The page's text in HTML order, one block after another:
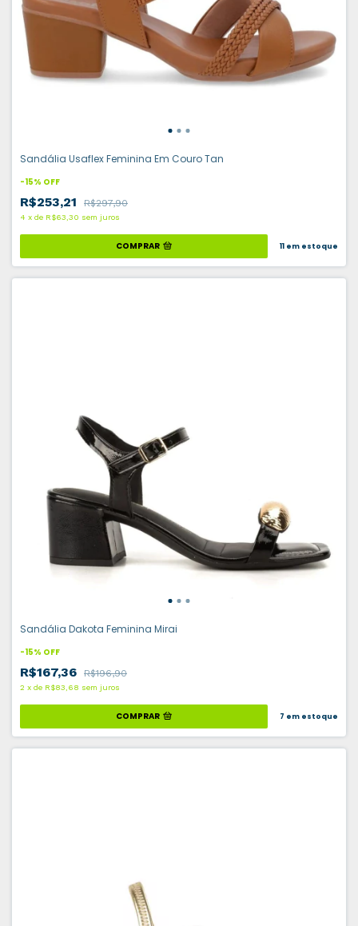
Sandália Usaflex Feminina Em Couro Tan
-15% OFF
R$253,21 R$297,90
4 x de R$63,30 sem juros
COMPRAR 11 em estoque
Sandália Dakota Feminina Mirai
-15% OFF
R$167,36 R$196,90
2 x de R$83,68 sem juros
COMPRAR 7 em estoque